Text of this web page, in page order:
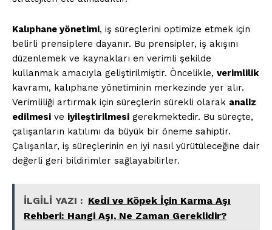
Kalıphane yönetimi, iş süreçlerini optimize etmek için
belirli prensiplere dayanır. Bu prensipler, iş akışını
düzenlemek ve kaynakları en verimli şekilde
kullanmak amacıyla geliştirilmiştir. Öncelikle, verimlilik
kavramı, kalıphane yönetiminin merkezinde yer alır.
Verimliliği artırmak için süreçlerin sürekli olarak analiz
edilmesi ve iyileştirilmesi gerekmektedir. Bu süreçte,
çalışanların katılımı da büyük bir öneme sahiptir.
Çalışanlar, iş süreçlerinin en iyi nasıl yürütüleceğine dair
değerli geri bildirimler sağlayabilirler.
İLGİLİ YAZI : Kedi ve Köpek İçin Karma Aşı
Rehberi: Hangi Aşı, Ne Zaman Gereklidir?